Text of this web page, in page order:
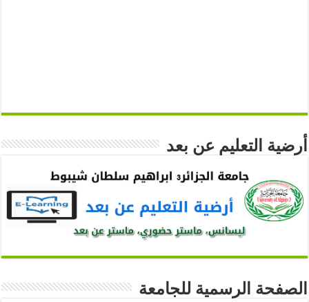
أرضية التعليم عن بعد
الصفحة الرسمية للجامعة